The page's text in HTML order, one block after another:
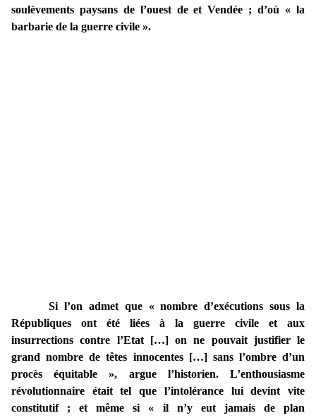
soulèvements paysans de l’ouest de et Vendée ; d’où « la
barbarie de la guerre civile ».
Si l’on admet que « nombre d’exécutions sous la
Républiques ont été liées à la guerre civile et aux
insurrections contre l’Etat […] on ne pouvait justifier le
grand nombre de têtes innocentes […] sans l’ombre d’un
procès équitable », argue l’historien. L’enthousiasme
révolutionnaire était tel que l’intolérance lui devint vite
constitutif ; et même si « il n’y eut jamais de plan